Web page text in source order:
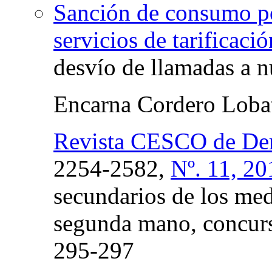
Sanción de consumo
servicios de
desvío de llamadas a
Encarna Cordero
Revista CESCO de
2254-2582, Nº. 11,
secundarios de los
segunda mano,
295-297